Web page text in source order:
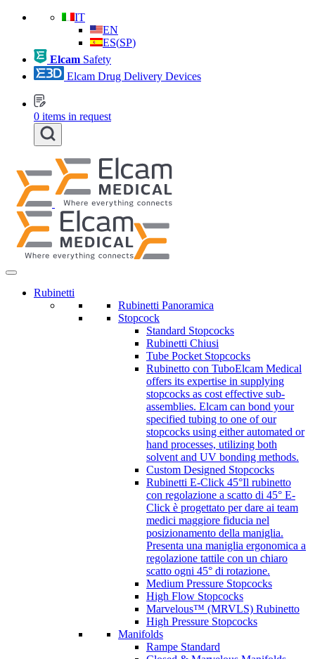
IT
EN
ES(SP)
Elcam Safety
Elcam Drug Delivery Devices
0 items in request
Rubinetti
Rubinetti Panoramica
Stopcock
Standard Stopcocks
Rubinetti Chiusi
Tube Pocket Stopcocks
Rubinetto con TuboElcam Medical
offers its expertise in supplying
stopcocks as cost effective sub-
assemblies. Elcam can bond your
specified tubing to one of our
stopcocks using either automated or
hand processes, utilizing both
solvent and UV bonding methods.
Custom Designed Stopcocks
Rubinetti E-Click 45°Il rubinetto
con regolazione a scatto di 45° E-
Click è progettato per dare ai team
medici maggiore fiducia nel
posizionamento della maniglia.
Presenta una maniglia ergonomica a
regolazione tattile con un chiaro
scatto ogni 45° di rotazione.
Medium Pressure Stopcocks
High Flow Stopcocks
Marvelous™ (MRVLS) Rubinetto
High Pressure Stopcocks
Manifolds
Rampe Standard